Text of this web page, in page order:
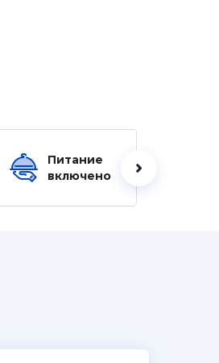
Питание
включено